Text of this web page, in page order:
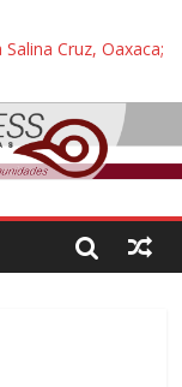
Cruz, Oaxaca;
daños de
Bienestar de
con titular de
despojo de su